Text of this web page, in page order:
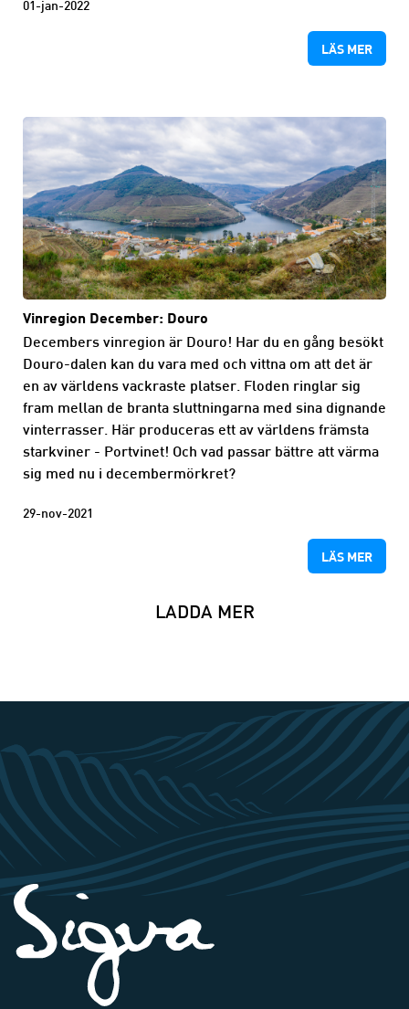
01-jan-2022
LÄS MER
Vinregion December: Douro
Decembers vinregion är Douro! Har du en gång besökt
Douro-dalen kan du vara med och vittna om att det är
en av världens vackraste platser. Floden ringlar sig
fram mellan de branta sluttningarna med sina dignande
vinterrasser. Här produceras ett av världens främsta
starkviner - Portvinet! Och vad passar bättre att värma
sig med nu i decembermörkret?
29-nov-2021
LÄS MER
LADDA MER